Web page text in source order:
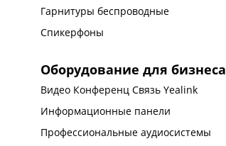
Гарнитуры беспроводные
Спикерфоны
Оборудование для бизнеса
Видео Конференц Связь Yealink
Информационные панели
Профессиональные аудиосистемы